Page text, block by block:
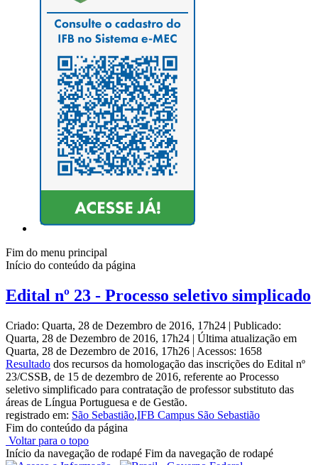
Fim do menu principal
Início do conteúdo da página
Edital nº 23 - Processo seletivo simplicado
Criado: Quarta, 28 de Dezembro de 2016, 17h24 | Publicado:
Quarta, 28 de Dezembro de 2016, 17h24 | Última atualização em
Quarta, 28 de Dezembro de 2016, 17h26 | Acessos: 1658
Resultado dos recursos da homologação das inscrições do Edital nº
23/CSSB, de 15 de dezembro de 2016, referente ao Processo
seletivo simplificado para contratação de professor substituto das
áreas de Língua Portuguesa e de Gestão.
registrado em: São Sebastião,IFB Campus São Sebastião
Fim do conteúdo da página
Voltar para o topo
Início da navegação de rodapé Fim da navegação de rodapé